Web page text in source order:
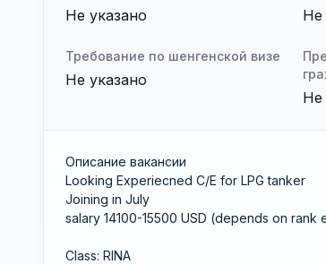
Не указано Не
Требование по шенгенской визе
Не указано
Не
Описание вакансии
Looking Experiecned C/E for LPG tanker
Joining in July
salary 14100-15500 USD (depends on rank
Class: RINA